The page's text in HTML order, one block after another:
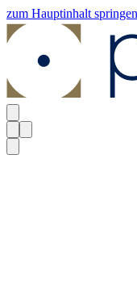
zum Hauptinhalt springen